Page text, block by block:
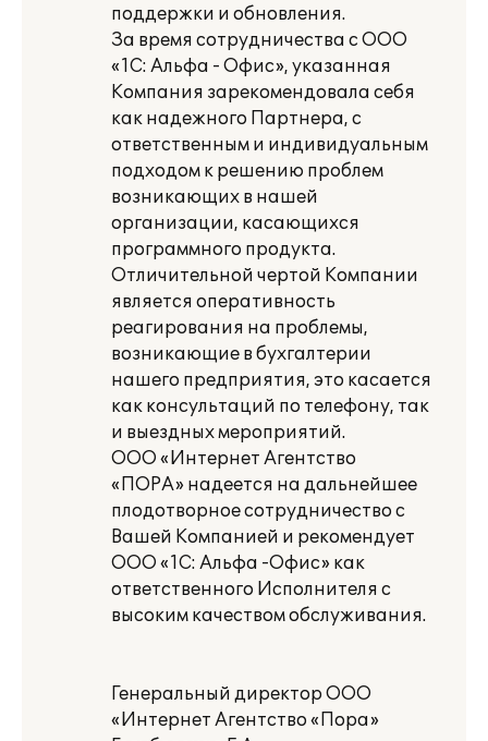
поддержки и обновления.
За время сотрудничества с ООО
«1С: Альфа - Офис», указанная
Компания зарекомендовала себя
как надежного Партнера, с
ответственным и индивидуальным
подходом к решению проблем
возникающих в нашей
организации, касающихся
программного продукта.
Отличительной чертой Компании
является оперативность
реагирования на проблемы,
возникающие в бухгалтерии
нашего предприятия, это касается
как консультаций по телефону, так
и выездных мероприятий.
ООО «Интернет Агентство
«ПОРА» надеется на дальнейшее
плодотворное сотрудничество с
Вашей Компанией и рекомендует
ООО «1С: Альфа -Офис» как
ответственного Исполнителя с
высоким качеством обслуживания.
Генеральный директор ООО
«Интернет Агентство «Пора»